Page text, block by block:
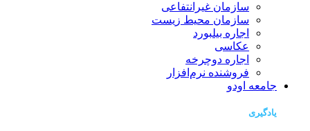
سازمان غیرانتفاعی
سازمان محیط زیست
اجاره بیلبورد
عکاسی
اجاره دوچرخه
فروشنده نرم‌افزار
جامعه اودو
یادگیری